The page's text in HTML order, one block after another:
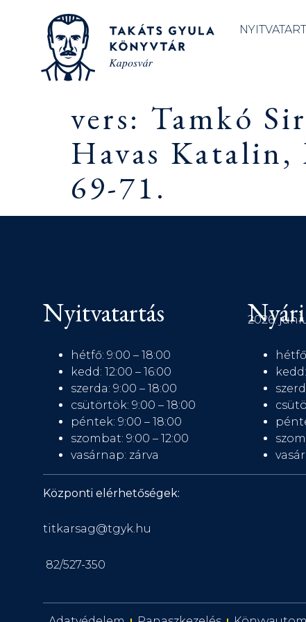
vers: Tamkó
Havas Katalin,
69-71.
Nyitvatartás
hétfő: 9:00 – 18:00
kedd: 12:00 – 16:00
szerda: 9:00 – 18:00
csütörtök: 9:00 – 18:00
péntek: 9:00 – 18:00
szombat: 9:00 – 12:00
vasárnap: zárva
2026.
Központi elérhetőségek:
titkarsag@tgyk.hu
82/527-350